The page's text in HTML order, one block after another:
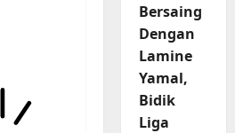
Bersaing
Dengan
Lamine
Yamal,
Bidik
Liga